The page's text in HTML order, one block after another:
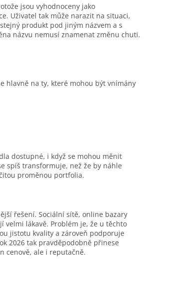
jsou vyhodnoceny jako
Uživatel tak může narazit na situaci,
produkt pod jiným názvem a s
názvu nemusí znamenat změnu chuti.
hlavně na ty, které mohou být vnímány
dostupné, i když se mohou měnit
spíš transformuje, než že by náhle
proměnou portfolia.
řešení. Sociální sítě, online bazary
lákavě. Problém je, že u těchto
jistotu kvality a zároveň podporuje
2026 tak pravděpodobně přinese
cenově, ale i reputačně.